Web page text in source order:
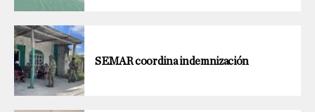
SEMAR coordina indemnización